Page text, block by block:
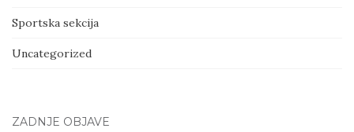
Sportska sekcija
Uncategorized
ZADNJE OBJAVE